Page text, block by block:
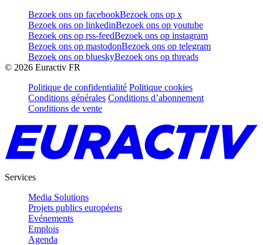
Bezoek ons op facebookBezoek ons op x
Bezoek ons op linkedinBezoek ons op youtube
Bezoek ons op rss-feedBezoek ons op instagram
Bezoek ons op mastodonBezoek ons op telegram
Bezoek ons op blueskyBezoek ons op threads
© 2026 Euractiv FR
Politique de confidentialité Politique cookies
Conditions générales Conditions d’abonnement
Conditions de vente
Services
Media Solutions
Projets publics européens
Evénements
Emplois
Agenda